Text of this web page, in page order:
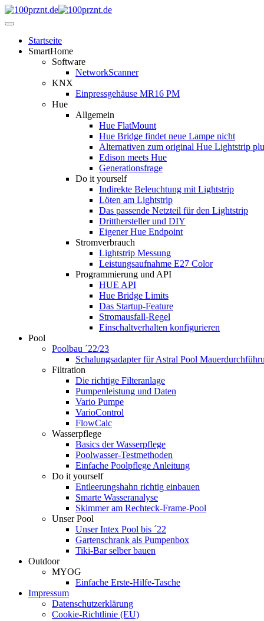
Startseite
SmartHome
Software
NetworkScanner
KNX
Einpressgehäuse MR16 PM
Hue
Allgemein
Hue FlatMount
Hue Bridge findet neue Lampe nicht
Alternativen zum original Hue Lightstrip
Edison meets Hue
Generationsfrage
Do it yourself
Indirekte Beleuchtung mit Lightstrip
Löten am Lightstrip
Das passende Netzteil für den Lightstrip
Dritthersteller und DIY
Eigener Hue Endpoint
Stromverbrauch
Lightstrip Messung
Leistungsaufnahme E27 Color
Programmierung und API
HUE API
Hue Bridge Limits
Das Startup-Feature
Stromausfall-Regel
Einschaltverhalten konfigurieren
Pool
Poolbau ´22/23
Schalungs­adapter für Astral Pool
Filtration
Die richtige Filter­anlage
Pumpenleistung und Daten
Vario Pumpe
Vario­Control
FlowCalc
Wasserpflege
Basics der Wasserpflege
Poolwasser-Testmethoden
Einfache Poolpflege Anleitung
Do it yourself
Ent­leerungs­hahn richtig einbauen
Smarte Wasseranalyse
Skimmer am Rechteck-Frame-Pool
Unser Pool
Unser Intex Pool bis ´22
Gartenschrank als Pumpenbox
Tiki-Bar selber bauen
Outdoor
MYOG
Einfache Erste-Hilfe-Tasche
Impressum
Datenschutzerklärung
Cookie-Richtlinie (EU)